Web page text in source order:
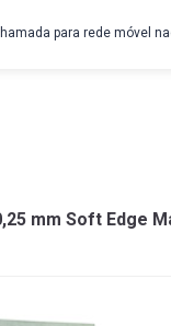
para rede móvel
mm Soft Edge